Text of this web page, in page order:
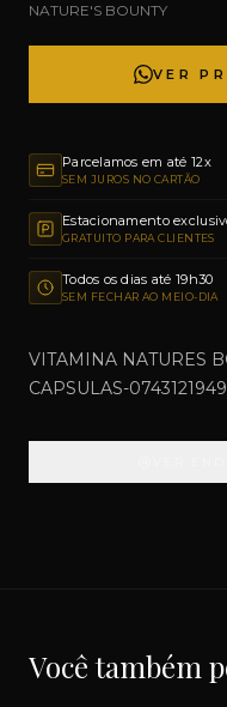
NATURE'S BOUNTY
VER
Parcelamos em até 12x
SEM JUROS NO CARTÃO
Estacionamento
GRATUITO PARA CLIENTES
Todos os dias até 19h30
SEM FECHAR AO MEIO-DIA
VITAMINA NATURES
CAPSULAS-
Você também